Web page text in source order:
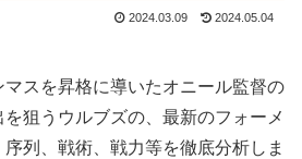
2024.03.09 2024.05.04
スを昇格に導いたオニール監督の
狙うウルブズの、最新のフォーメ
列、戦術、戦力等を徹底分析しま